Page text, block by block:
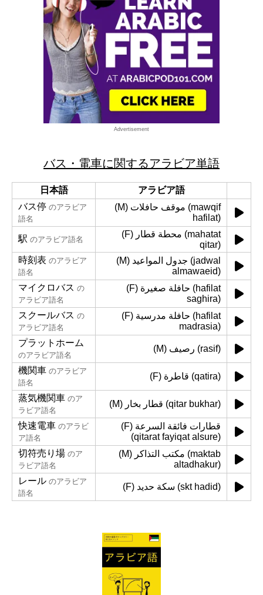
Advertisement
バス・電車に関するアラビア単語
日本語
アラビア語
バス停 のアラビア
語名
(M) موقف حافلات (mawqif
hafilat)
駅 のアラビア語名
(F) محطة قطار (mahatat
qitar)
時刻表 のアラビア
語名
(M) جدول المواعيد (jadwal
almawaeid)
マイクロバス の
アラビア語名
(F) حافلة صغيرة (hafilat
saghira)
スクールバス の
アラビア語名
(F) حافلة مدرسية (hafilat
madrasia)
プラットホーム
のアラビア語名
(M) رصيف (rasif)
機関車 のアラビア
語名
(F) قاطرة (qatira)
蒸気機関車 のア
ラビア語名
(M) قطار بخار (qitar bukhar)
快速電車 のアラビ
ア語名
(F) قطارات فائقة السرعة
(qitarat fayiqat alsure)
切符売り場 のア
ラビア語名
(M) مكتب التذاكر (maktab
altadhakur)
レール のアラビア
語名
(F) سكة حديد (skt hadid)